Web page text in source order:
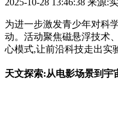
为进一步激发青少年对科
动。活动聚焦磁悬浮技术
心模式,让前沿科技走出实
天文探索:从电影场景到宇